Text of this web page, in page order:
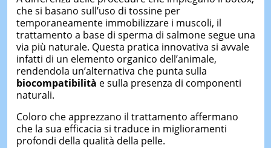
che si basano sull’uso di tossine per
temporaneamente immobilizzare i muscoli, il
trattamento a base di sperma di salmone segue una
via più naturale. Questa pratica innovativa si avvale
infatti di un elemento organico dell’animale,
rendendola un’alternativa che punta sulla
biocompatibilità e sulla presenza di componenti
naturali.
Coloro che apprezzano il trattamento affermano
che la sua efficacia si traduce in miglioramenti
profondi della qualità della pelle.